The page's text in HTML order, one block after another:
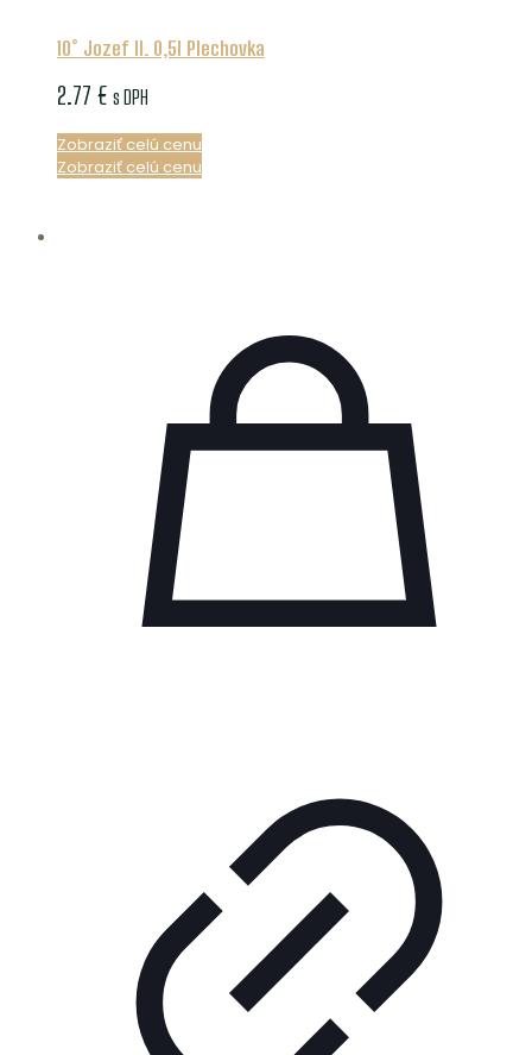
10° Jozef II. 0,5l Plechovka
2.77 € s DPH
Zobraziť celú cenu
Zobraziť celú cenu